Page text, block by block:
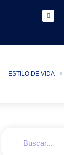
ESTILO DE VIDA